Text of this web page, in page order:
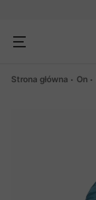
Strona główna On